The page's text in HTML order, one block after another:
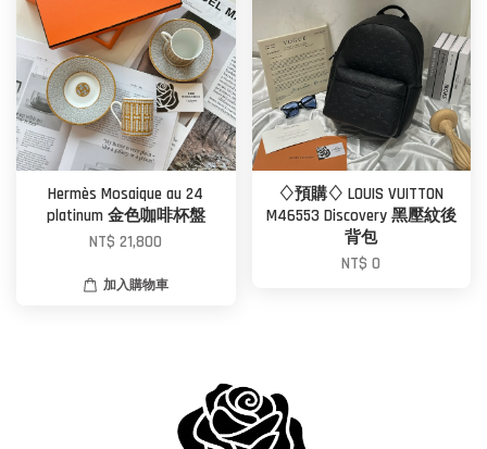
Hermès Mosaique au 24
platinum 金色咖啡杯盤
NT$ 21,800
加入購物車
♢預購♢ LOUIS VUITTON
M46553 Discovery 黑壓紋後
背包
NT$ 0